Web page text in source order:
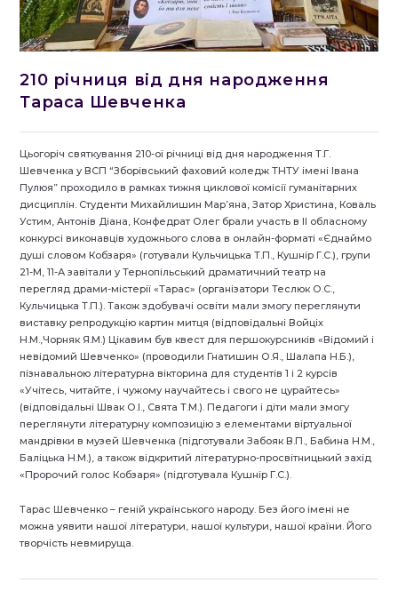
210 річниця від дня народження
Тараса Шевченка
Цьогоріч святкування 210-ої річниці від дня народження Т.Г.
Шевченка у ВСП “Зборівський фаховий коледж ТНТУ імені Івана
Пулюя” проходило в рамках тижня циклової комісії гуманітарних
дисциплін. Студенти Михайлишин Мар’яна, Затор Христина, Коваль
Устим, Антонів Діана, Конфедрат Олег брали участь в ІІ обласному
конкурсі виконавців художнього слова в онлайн-форматі «Єднаймо
душі словом Кобзаря» (готували Кульчицька Т.П., Кушнір Г.С.), групи
21-М, 11-А завітали у Тернопільський драматичний театр на
перегляд драми-містерії «Тарас» (організатори Теслюк О.С.,
Кульчицька Т.П.). Також здобувачі освіти мали змогу переглянути
виставку репродукцію картин митця (відповідальні Войціх
Н.М.,Чорняк Я.М.) Цікавим був квест для першокурсників «Відомий і
невідомий Шевченко» (проводили Гнатишин О.Я., Шалапа Н.Б.),
пізнавальною літературна вікторина для студентів 1 і 2 курсів
«Учітесь, читайте, і чужому научайтесь і свого не цурайтесь»
(відповідальні Швак О.І., Свята Т.М.). Педагоги і діти мали змогу
переглянути літературну композицію з елементами віртуальної
мандрівки в музей Шевченка (підготували Забояк В.П., Бабина Н.М.,
Баліцька Н.М.), а також відкритий літературно-просвітницький захід
«Пророчий голос Кобзаря» (підготувала Кушнір Г.С.).
Тарас Шевченко – геній українського народу. Без його імені не
можна уявити нашої літератури, нашої культури, нашої країни. Його
творчість невмируща.